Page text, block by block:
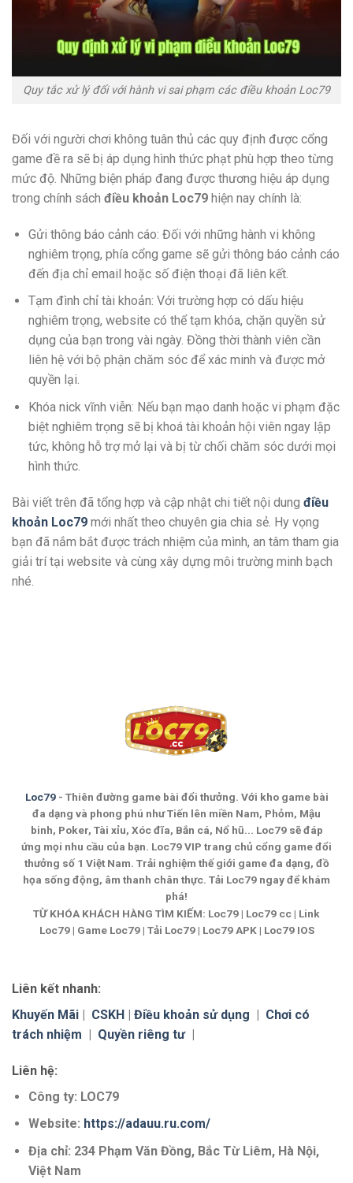
Quy tắc xử lý đối với hành vi sai phạm các điều khoản Loc79
Đối với người chơi không tuân thủ các quy định được cổng
game đề ra sẽ bị áp dụng hình thức phạt phù hợp theo từng
mức độ. Những biện pháp đang được thương hiệu áp dụng
trong chính sách điều khoản Loc79 hiện nay chính là:
Gửi thông báo cảnh cáo: Đối với những hành vi không
nghiêm trọng, phía cổng game sẽ gửi thông báo cảnh cáo
đến địa chỉ email hoặc số điện thoại đã liên kết.
Tạm đình chỉ tài khoản: Với trường hợp có dấu hiệu
nghiêm trọng, website có thể tạm khóa, chặn quyền sử
dụng của bạn trong vài ngày. Đồng thời thành viên cần
liên hệ với bộ phận chăm sóc để xác minh và được mở
quyền lại.
Khóa nick vĩnh viễn: Nếu bạn mạo danh hoặc vi phạm đặc
biệt nghiêm trọng sẽ bị khoá tài khoản hội viên ngay lập
tức, không hỗ trợ mở lại và bị từ chối chăm sóc dưới mọi
hình thức.
Bài viết trên đã tổng hợp và cập nhật chi tiết nội dung điều
khoản Loc79 mới nhất theo chuyên gia chia sẻ. Hy vọng
bạn đã nắm bắt được trách nhiệm của mình, an tâm tham gia
giải trí tại website và cùng xây dựng môi trường minh bạch
nhé.
Loc79- Thiên đường game bài đổi thưởng. Với kho game bài
đa dạng và phong phú như Tiến lên miền Nam, Phỏm, Mậu
binh, Poker, Tài xỉu, Xóc đĩa, Bắn cá, Nổ hũ... Loc79 sẽ đáp
ứng mọi nhu cầu của bạn. Loc79 VIP trang chủ cổng game đổi
thưởng số 1 Việt Nam. Trải nghiệm thế giới game đa dạng, đồ
họa sống động, âm thanh chân thực. Tải Loc79 ngay để khám
phá!
TỪ KHÓA KHÁCH HÀNG TÌM KIẾM: Loc79 | Loc79 cc | Link
Loc79 | Game Loc79 | Tải Loc79 | Loc79 APK | Loc79 IOS
Liên kết nhanh:
Khuyến Mãi | CSKH | Điều khoản sử dụng | Chơi có
trách nhiệm | Quyền riêng tư|
Liên hệ:
Công ty: LOC79
Website: https://adauu.ru.com/
Địa chỉ: 234 Phạm Văn Đồng, Bắc Từ Liêm, Hà Nội,
Việt Nam